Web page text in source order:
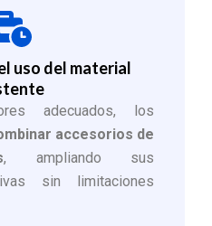
uso del material
adecuados, los
accesorios de
, ampliando sus
sin limitaciones